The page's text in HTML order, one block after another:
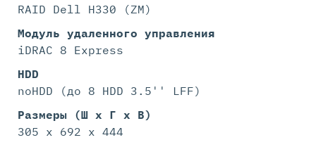
RAID Dell H330 (ZM)
Модуль удаленного управления
iDRAC 8 Express
HDD
noHDD (до 8 HDD 3.5'' LFF)
Размеры (Ш х Г х В)
305 x 692 x 444